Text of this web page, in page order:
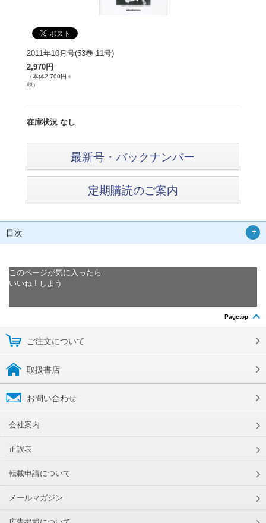
2011年10月号(53巻 11号)
2,970円
（本体2,700円＋
税）
在庫状況 なし
最新号・バックナンバー
定期購読のご案内
目次
このページが気に入ったら
いいね ! しよう
Pagetop
ご注文について
取扱書店
お問い合わせ
会社案内
正誤表
転載申請について
メールマガジン